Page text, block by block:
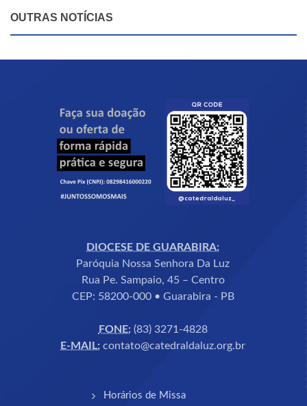
OUTRAS NOTÍCIAS
DIOCESE DE GUARABIRA:
Paróquia Nossa Senhora Da Luz
Rua Pe. Sampaio, 45 – Centro
CEP: 58200-000 • Guarabira - PB
FONE:(83) 3271-4828
E-MAIL: contato@catedraldaluz.org.br
Horários de Missa